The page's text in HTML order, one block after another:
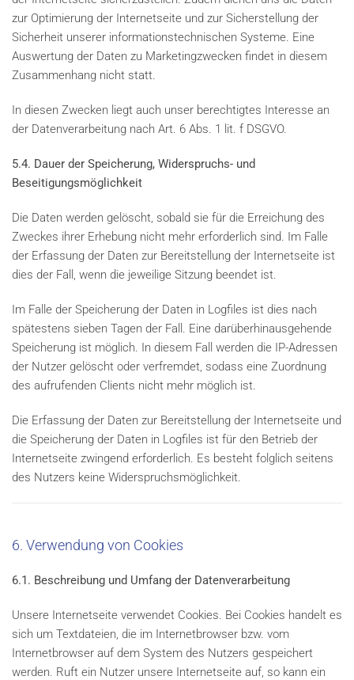
zur Optimierung der Internetseite und zur Sicherstellung der
Sicherheit unserer informationstechnischen Systeme. Eine
Auswertung der Daten zu Marketingzwecken findet in diesem
Zusammenhang nicht statt.
In diesen Zwecken liegt auch unser berechtigtes Interesse an
der Datenverarbeitung nach Art. 6 Abs. 1 lit. f DSGVO.
5.4. Dauer der Speicherung, Widerspruchs- und
Beseitigungsmöglichkeit
Die Daten werden gelöscht, sobald sie für die Erreichung des
Zweckes ihrer Erhebung nicht mehr erforderlich sind. Im Falle
der Erfassung der Daten zur Bereitstellung der Internetseite ist
dies der Fall, wenn die jeweilige Sitzung beendet ist.
Im Falle der Speicherung der Daten in Logfiles ist dies nach
spätestens sieben Tagen der Fall. Eine darüberhinausgehende
Speicherung ist möglich. In diesem Fall werden die IP-Adressen
der Nutzer gelöscht oder verfremdet, sodass eine Zuordnung
des aufrufenden Clients nicht mehr möglich ist.
Die Erfassung der Daten zur Bereitstellung der Internetseite und
die Speicherung der Daten in Logfiles ist für den Betrieb der
Internetseite zwingend erforderlich. Es besteht folglich seitens
des Nutzers keine Widerspruchsmöglichkeit.
6. Verwendung von Cookies
6.1. Beschreibung und Umfang der Datenverarbeitung
Unsere Internetseite verwendet Cookies. Bei Cookies handelt es
sich um Textdateien, die im Internetbrowser bzw. vom
Internetbrowser auf dem System des Nutzers gespeichert
werden. Ruft ein Nutzer unsere Internetseite auf, so kann ein